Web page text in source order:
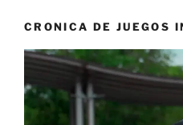
CRONICA DE JUEGOS
Reproductor
vídeo